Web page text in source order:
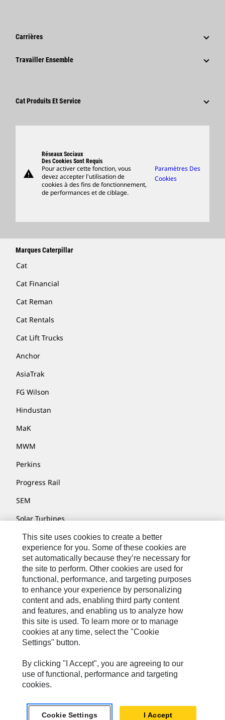
Code De Conduite
Innovation
Communiqués De Presse De L'entreprise
Carrières
Pourquoi Choisir Caterpillar ?
Travailler Ensemble
Fournisseurs
Cat Produits Et Service
Support
Merchandise
Rechercher Un Concessionnaire
warning
Réseaux Sociaux
Des Cookies Sont Requis
Pour activer cette fonction, vous
devez accepter l'utilisation de
cookies à des fins de fonctionnement,
de performances et de ciblage.
Paramètres Des
Cookies
Marques Caterpillar
Cat
Cat Financial
Cat Reman
Cat Rentals
Cat Lift Trucks
Anchor
AsiaTrak
FG Wilson
Hindustan
MaK
MWM
Perkins
Progress Rail
SEM
Solar Turbines
SPM Oil & Gas
Turner Powertrain Systems
Nous Contacter
Plan Du Site
Cookie Settings
Mentions Légales
Confidentialité
Cat.com
Caterpillar © 2026. Tous droits réservés.
This site uses cookies to create a better
experience for you. Some of these cookies are
set automatically because they’re necessary for
the site to perform. Other cookies are used for
functional, performance, and targeting purposes
to enhance your experience by personalizing
content and ads, enabling third party content
and features, and enabling us to analyze how
this site is used. To learn more or to manage
cookies at any time, select the "Cookie
Settings" button.
By clicking "I Accept", you are agreeing to our
use of functional, performance and targeting
cookies.
Cookie Settings I Accept